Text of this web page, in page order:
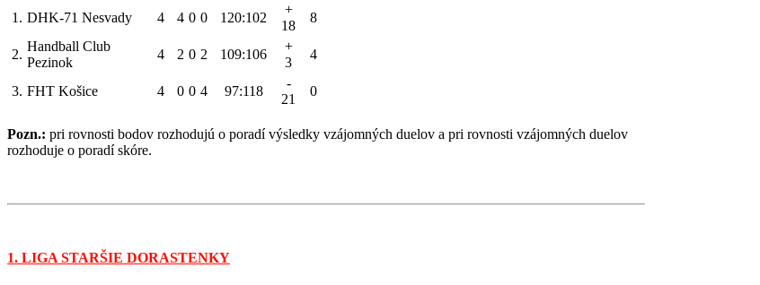
1. DHK-71 Nesvady 4 4 0 0 120:102
+
18
8
2.
Handball Club
Pezinok
4 2 0 2 109:106
+
3
4
3. FHT Košice 4 0 0 4 97:118
-
21
0
Pozn.: pri rovnosti bodov rozhodujú o poradí výsledky vzájomných duelov a pri rovnosti vzájomných duelov
rozhoduje o poradí skóre.
1. LIGA STARŠIE DORASTENKY